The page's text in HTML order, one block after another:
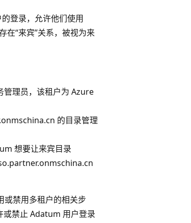
登录，允许他们使用
“来宾”关系，被视为来
理员，该租户为 Azure
的目录管理
想要让来宾目录
禁用多租户的相关步
或禁止 Adatum 用户登录